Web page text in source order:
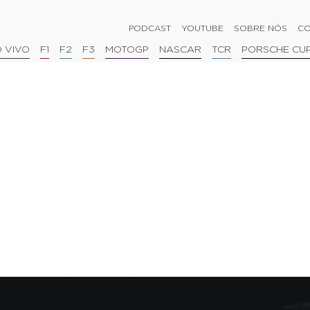
PODCAST YOUTUBE SOBRE NÓS
VIVO F1 F2 F3 MOTOGP NASCAR TCR PORSCHE